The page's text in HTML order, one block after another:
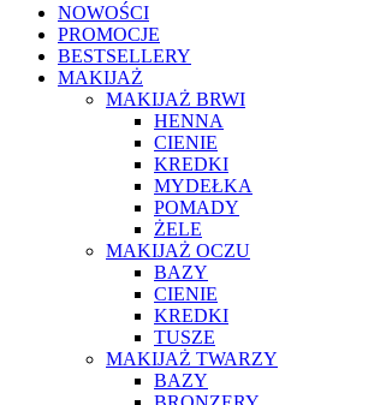
NOWOŚCI
PROMOCJE
BESTSELLERY
MAKIJAŻ
MAKIJAŻ BRWI
HENNA
CIENIE
KREDKI
MYDEŁKA
POMADY
ŻELE
MAKIJAŻ OCZU
BAZY
CIENIE
KREDKI
TUSZE
MAKIJAŻ TWARZY
BAZY